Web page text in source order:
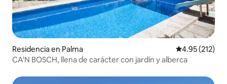
Residencia en Palma Calificación
4.95 (212)
CA'N BOSCH, llena de carácter con jardín y alberca